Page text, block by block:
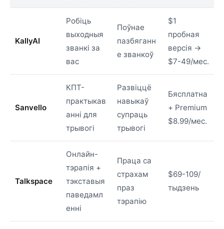
KallyAI
Робіць
выходныя
званкі за
вас
Поўнае
пазбяганн
е званкоў
$1
пробная
версія →
$7-49/мес.
Sanvello
КПТ-
практыкав
анні для
трывогі
Развіццё
навыкаў
супраць
трывогі
Бясплатна
+ Premium
$8.99/мес.
Talkspace
Онлайн-
тэрапія +
тэкставыя
паведамл
енні
Праца са
страхам
праз
тэрапію
$69-109/
тыдзень